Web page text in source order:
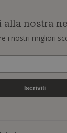
nostra
i nostri migliori
Iscriviti